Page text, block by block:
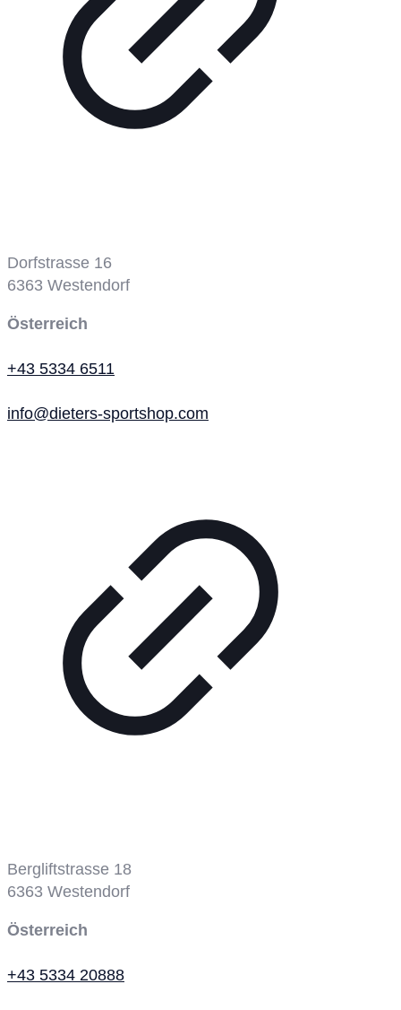
Dorfstrasse 16
6363 Westendorf
Österreich
+43 5334 6511
info@dieters-sportshop.com
Bergliftstrasse 18
6363 Westendorf
Österreich
+43 5334 20888